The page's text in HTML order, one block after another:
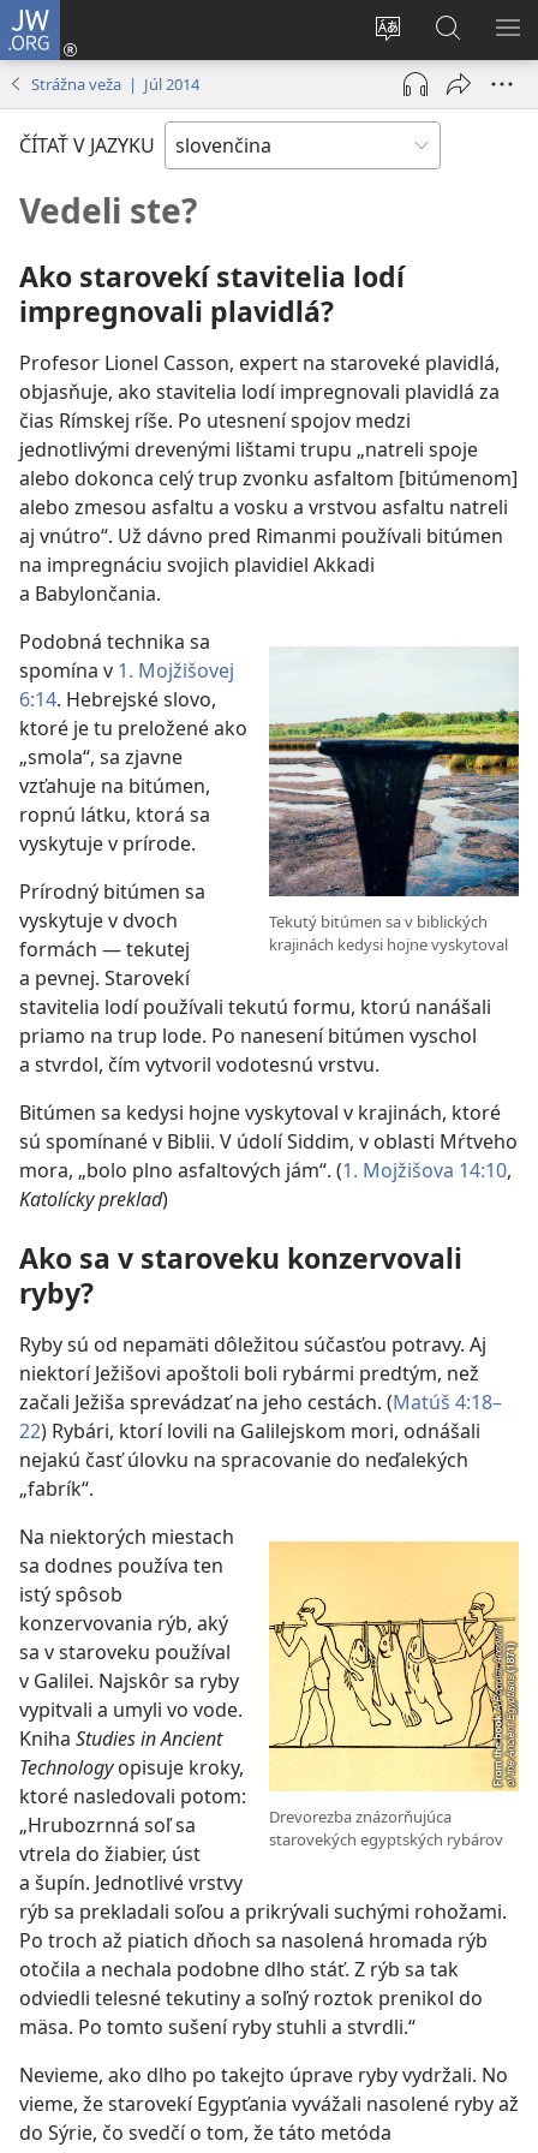
JW.ORG
Zmeniť
jazyk
stránky
Prihlásiť
sa
(otvorí
okno)
na
JW.ORG
Strážna veža | Júl 2014
ČÍTAŤ V JAZYKU
Vedeli ste?
Ako starovekí stavitelia lodí
impregnovali plavidlá?
Profesor Lionel Casson, expert na staroveké plavidlá,
objasňuje, ako stavitelia lodí impregnovali plavidlá za
čias Rímskej ríše. Po utesnení spojov medzi
jednotlivými drevenými lištami trupu „natreli spoje
alebo dokonca celý trup zvonku asfaltom [bitúmenom]
alebo zmesou asfaltu a vosku a vrstvou asfaltu natreli
aj vnútro“. Už dávno pred Rimanmi používali bitúmen
na impregnáciu svojich plavidiel Akkadi
a Babylončania.
Tekutý bitúmen sa v biblických
krajinách kedysi hojne vyskytoval
Podobná technika sa
spomína v 1. Mojžišovej
6:14. Hebrejské slovo,
ktoré je tu preložené ako
„smola“, sa zjavne
vzťahuje na bitúmen,
ropnú látku, ktorá sa
vyskytuje v prírode.
Prírodný bitúmen sa
vyskytuje v dvoch
formách — tekutej
a pevnej. Starovekí
stavitelia lodí používali tekutú formu, ktorú nanášali
priamo na trup lode. Po nanesení bitúmen vyschol
a stvrdol, čím vytvoril vodotesnú vrstvu.
Bitúmen sa kedysi hojne vyskytoval v krajinách, ktoré
sú spomínané v Biblii. V údolí Siddim, v oblasti Mŕtveho
mora, „bolo plno asfaltových jám“. (1. Mojžišova 14:10,
Katolícky preklad)
Ako sa v staroveku konzervovali
ryby?
Ryby sú od nepamäti dôležitou súčasťou potravy. Aj
niektorí Ježišovi apoštoli boli rybármi predtým, než
začali Ježiša sprevádzať na jeho cestách. (Matúš 4:18–
22) Rybári, ktorí lovili na Galilejskom mori, odnášali
nejakú časť úlovku na spracovanie do neďalekých
„fabrík“.
Drevorezba znázorňujúca
starovekých egyptských rybárov
Na niektorých miestach
sa dodnes používa ten
istý spôsob
konzervovania rýb, aký
sa v staroveku používal
v Galilei. Najskôr sa ryby
vypitvali a umyli vo vode.
Kniha Studies in Ancient
Technologyopisuje kroky,
ktoré nasledovali potom:
„Hrubozrnná soľ sa
vtrela do žiabier, úst
a šupín. Jednotlivé vrstvy
rýb sa prekladali soľou a prikrývali suchými rohožami.
Po troch až piatich dňoch sa nasolená hromada rýb
otočila a nechala podobne dlho stáť. Z rýb sa tak
odviedli telesné tekutiny a soľný roztok prenikol do
mäsa. Po tomto sušení ryby stuhli a stvrdli.“
Nevieme, ako dlho po takejto úprave ryby vydržali. No
vieme, že starovekí Egypťania vyvážali nasolené ryby až
do Sýrie, čo svedčí o tom, že táto metóda